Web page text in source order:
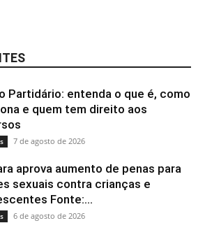
Partidário: entenda o que é, como
e quem tem direito aos
7 de agosto de 2026
aprova aumento de penas para
sexuais contra crianças e
Fonte:...
6 de agosto de 2026